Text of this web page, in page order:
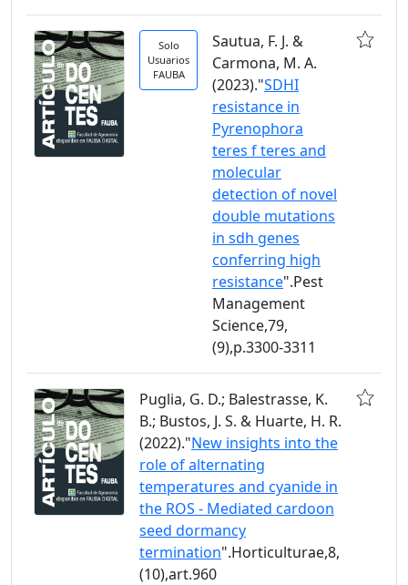
Solo
Usuarios
FAUBA
Sautua, F. J. &
Carmona, M. A.
(2023)."SDHI
resistance in
Pyrenophora
teres f teres and
molecular
detection of novel
double mutations
in sdh genes
conferring high
resistance".Pest
Management
Science,79,
(9),p.3300-3311
Puglia, G. D.; Balestrasse, K.
B.; Bustos, J. S. & Huarte, H. R.
(2022)."New insights into the
role of alternating
temperatures and cyanide in
the ROS - Mediated cardoon
seed dormancy
termination".Horticulturae,8,
(10),art.960